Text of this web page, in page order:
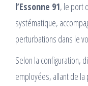
l’Essonne 91, le port
systématique,
perturbations dans le
Selon la configuration,
employées, allant de